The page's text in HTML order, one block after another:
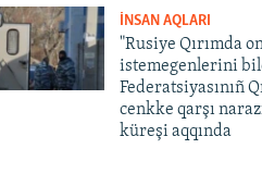
İNSAN AQLARI
"Rusiye Qırımda
istemegenlerini
Federatsiyasınıñ
cenkke qarşı
küreşi aqqında